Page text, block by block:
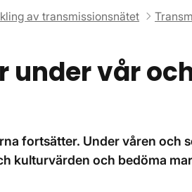
av transmissionsnätet
under vår
fortsätter. Under våren och
kulturvärden och bedöma